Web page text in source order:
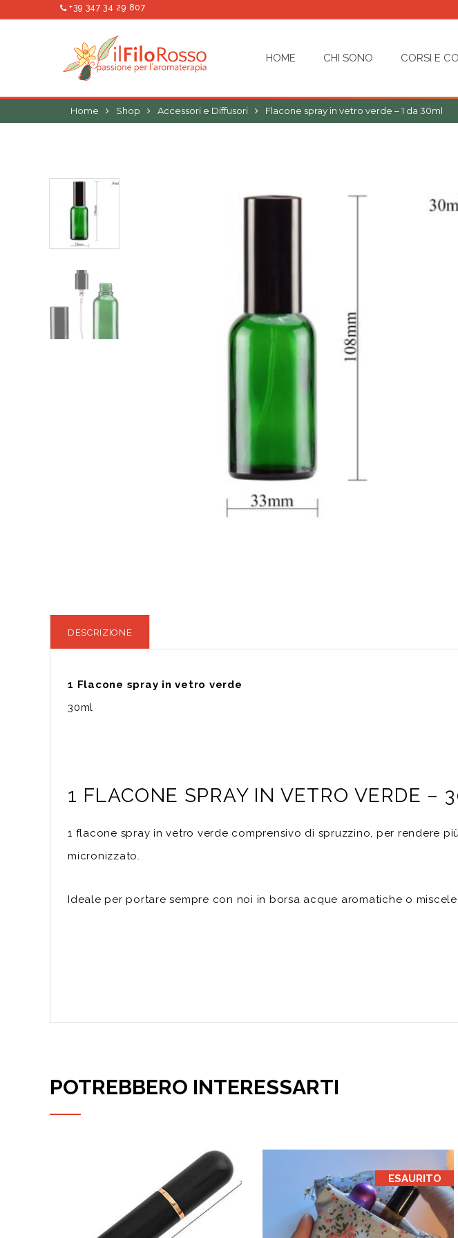
+39 347 34 29 807
HOME CHI SONO CORSI E
Home Shop Accessori e Diffusori Flacone spray in vetro verde – 1 da 30ml
DESCRIZIONE
1 Flacone spray in vetro verde
30ml
1 FLACONE SPRAY IN VETRO VERDE –
1 flacone spray in vetro verde comprensivo di spruzzino, per rendere
micronizzato.
Ideale per portare sempre con noi in borsa acque aromatiche o
POTREBBERO INTERESSARTI
ESAURITO